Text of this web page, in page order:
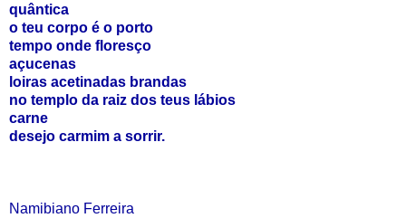
quântica
o teu corpo é o porto
tempo onde floresço
açucenas
loiras acetinadas brandas
no templo da raiz dos teus lábios
carne
desejo carmim a sorrir.
Namibiano Ferreira